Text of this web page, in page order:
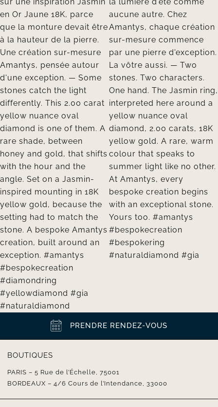
PRENDRE RENDEZ-VOUS
BOUTIQUES
PARIS – 5 Rue de l’Échelle, 75001
BORDEAUX – 4/6 Cours de l’Intendance, 33000